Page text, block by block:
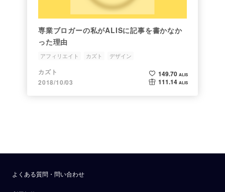
専業ブロガーの私がALISに記事を書かなか
った理由
アフィリエイト カズト デザイン
カズト
2018/10/03
149.70 ALIS
111.14 ALIS
よくある質問・問い合わせ